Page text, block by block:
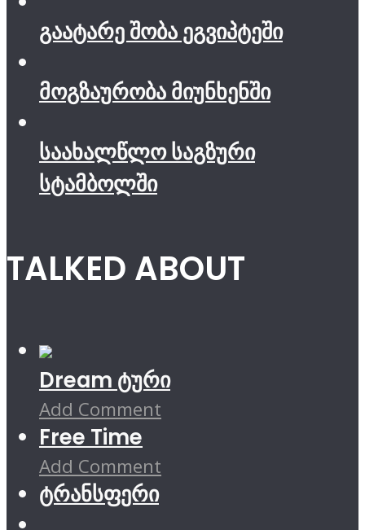
გაატარე შობა ეგვიპტეში
მოგზაურობა მიუნხენში
საახალწლო საგზური
სტამბოლში
TALKED ABOUT
Dream ტური
Add Comment
Free Time
Add Comment
ტრანსფერი